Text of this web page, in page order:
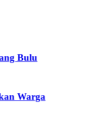
Bulu
Warga